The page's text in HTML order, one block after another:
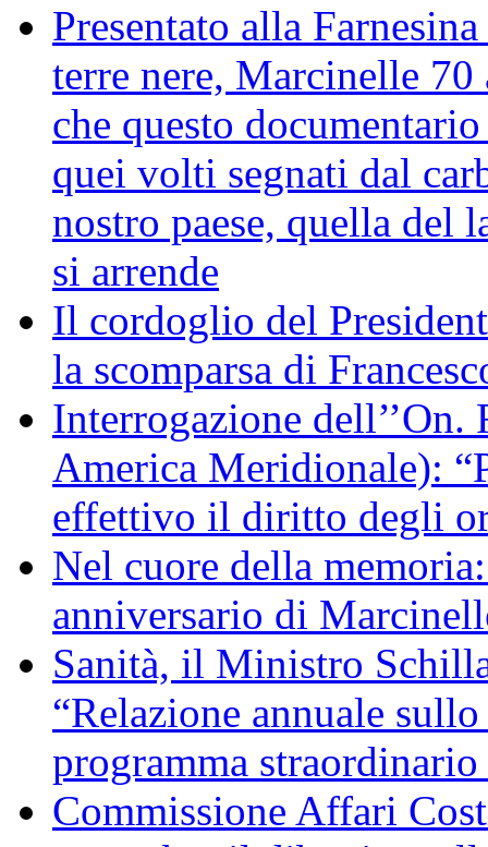
Presentato alla
terre nere, Marcinelle
che questo
quei volti segnati dal
nostro paese, quella del
si arrende
Il cordoglio del
la scomparsa di
Interrogazione
America Meridionale):
effettivo il diritto degli
Nel cuore della
anniversario di
Sanità, il Ministro
“Relazione annuale
programma
Commissione Affari